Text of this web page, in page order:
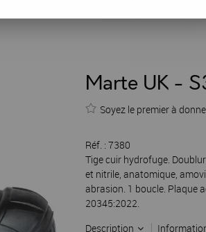
Marte UK -
Soyez le premier à
Réf. : 7380
Tige cuir hydrofuge.
et nitrile, anatomique,
abrasion. 1 boucle. Plaque
20345:2022.
Description